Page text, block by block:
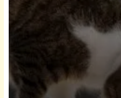
16 décembre 2024